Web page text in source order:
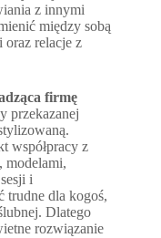
z innymi
między sobą
oraz relacje z
firmę
przekazanej
współpracy z
modelami,
i
trudne dla kogoś,
Dlatego
rozwiązanie